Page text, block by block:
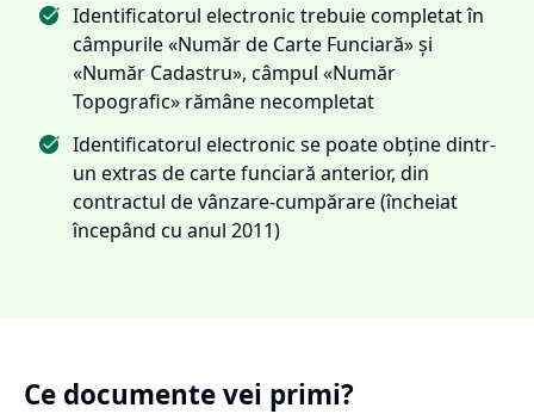
Identificatorul electronic trebuie completat în
câmpurile «Număr de Carte Funciară» și
«Număr Cadastru», câmpul «Număr
Topografic» rămâne necompletat
Identificatorul electronic se poate obține dintr-
un extras de carte funciară anterior, din
contractul de vânzare-cumpărare (încheiat
începând cu anul 2011)
Ce documente vei primi?